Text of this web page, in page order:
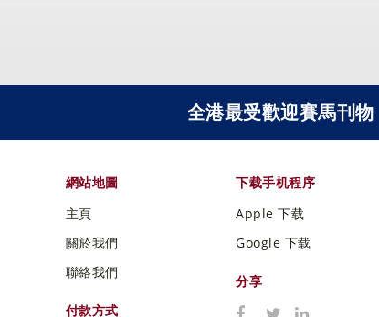
全港最受歡迎賽馬刊物
網站地圖
主頁
關於我們
聯絡我們
付款方式
下载手机程序
Apple 下载
Google 下载
分享